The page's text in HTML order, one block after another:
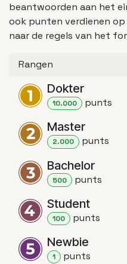
beantwoorden aan het
ook punten verdienen
naar de regels van het
Rangen
Dokter
10.000 punts
Master
2.000 punts
Bachelor
500 punts
Student
100 punts
Newbie
1 punts